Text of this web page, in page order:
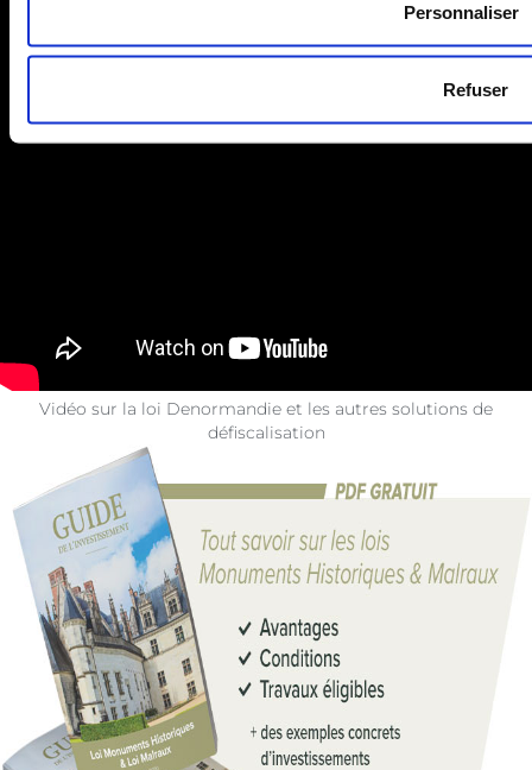
Personnaliser
Refuser
Vidéo sur la loi Denormandie et les autres solutions de
défiscalisation